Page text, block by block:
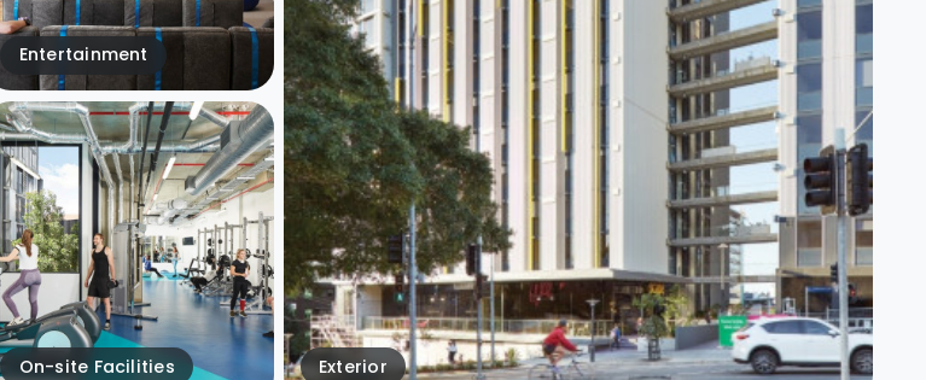
Exterior
Entertainment
On-site Facilities